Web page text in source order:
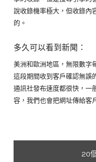
說收錄機率極大，但收錄內
的。
多久可以看到新聞：
美洲和歐洲地區，無限數字
這段期間收到客戶確認無誤
通訊社發布速度都很快，一
容，我們也會把網址傳給客
20